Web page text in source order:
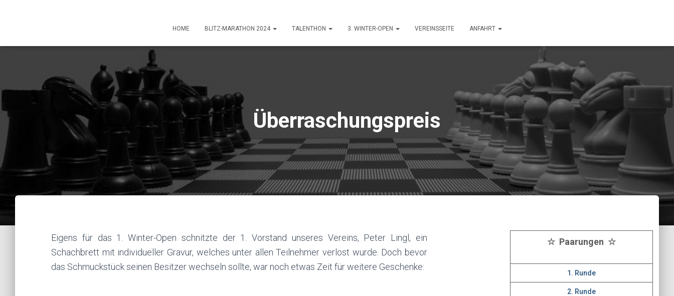
HOME BLITZ-MARATHON 2024 TALENTHON 3. WINTER-OPEN VEREINSSEITE ANFAHRT
Überraschungspreis
Eigens für das 1. Winter-Open schnitzte der 1. Vorstand unseres Vereins, Peter Lingl, ein
Schachbrett mit individueller Gravur, welches unter allen Teilnehmer verlost wurde. Doch bevor
das Schmuckstück seinen Besitzer wechseln sollte, war noch etwas Zeit für weitere Geschenke:
☆ Paarungen ☆
1. Runde
2. Runde